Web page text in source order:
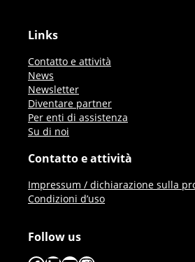
Links
Contatto e attività
News
Newsletter
Diventare partner
Per enti di assistenza
Su di noi
Contatto e attività
Impressum / dichiarazione sulla
Condizioni d’uso
Follow us